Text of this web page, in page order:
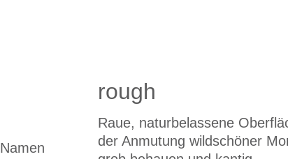
rough
Raue, naturbelassene
der Anmutung wildschöner